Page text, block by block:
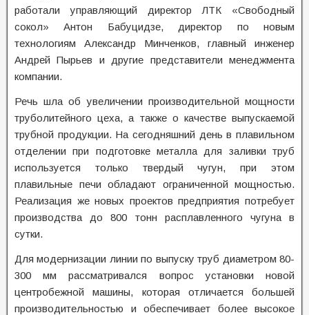
работали управляющий директор ЛТК «Свободный
сокол» Антон Бабуцидзе, директор по новым
технологиям Александр Минченков, главный инженер
Андрей Пырьев и другие представители менеджмента
компании.
Речь шла об увеличении производительной мощности
труболитейного цеха, а также о качестве выпускаемой
трубной продукции. На сегодняшний день в плавильном
отделении при подготовке металла для заливки труб
используется только твердый чугун, при этом
плавильные печи обладают ограниченной мощностью.
Реализация же новых проектов предприятия потребует
производства до 800 тонн расплавленного чугуна в
сутки.
Для модернизации линии по выпуску труб диаметром 80-
300 мм рассматривался вопрос установки новой
центробежной машины, которая отличается большей
производительностью и обеспечивает более высокое